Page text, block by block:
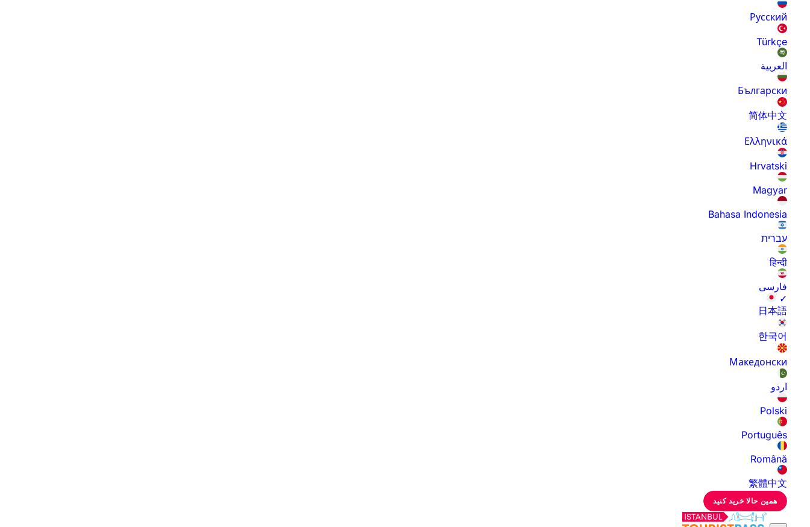
Русский
Türkçe
العربية
Български
简体中文
Ελληνικά
Hrvatski
Magyar
Bahasa Indonesia
עברית
हिन्दी
فارسی
✓
日本語
한국어
Македонски
اردو
Polski
Português
Română
繁體中文
همین حالا خرید کنید